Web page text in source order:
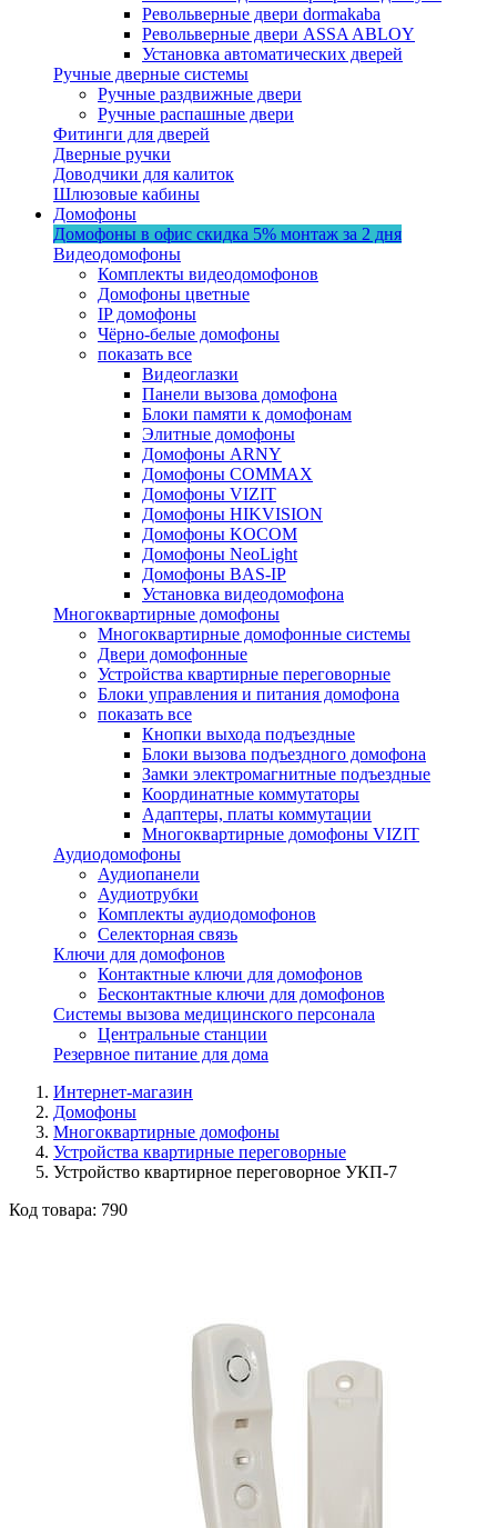
Револьверные двери dormakaba
Револьверные двери ASSA ABLOY
Установка автоматических дверей
Ручные дверные системы
Ручные раздвижные двери
Ручные распашные двери
Фитинги для дверей
Дверные ручки
Доводчики для калиток
Шлюзовые кабины
Домофоны
Домофоны в офис скидка 5% монтаж за 2 дня
Видеодомофоны
Комплекты видеодомофонов
Домофоны цветные
IP домофоны
Чёрно-белые домофоны
показать все
Видеоглазки
Панели вызова домофона
Блоки памяти к домофонам
Элитные домофоны
Домофоны ARNY
Домофоны COMMAX
Домофоны VIZIT
Домофоны HIKVISION
Домофоны KOCOM
Домофоны NeoLight
Домофоны BAS-IP
Установка видеодомофона
Многоквартирные домофоны
Многоквартирные домофонные системы
Двери домофонные
Устройства квартирные переговорные
Блоки управления и питания домофона
показать все
Кнопки выхода подъездные
Блоки вызова подъездного домофона
Замки электромагнитные подъездные
Координатные коммутаторы
Адаптеры, платы коммутации
Многоквартирные домофоны VIZIT
Аудиодомофоны
Аудиопанели
Аудиотрубки
Комплекты аудиодомофонов
Селекторная связь
Ключи для домофонов
Контактные ключи для домофонов
Бесконтактные ключи для домофонов
Системы вызова медицинского персонала
Центральные станции
Резервное питание для дома
Интернет-магазин
Домофоны
Многоквартирные домофоны
Устройства квартирные переговорные
Устройство квартирное переговорное УКП-7
Код товара: 790